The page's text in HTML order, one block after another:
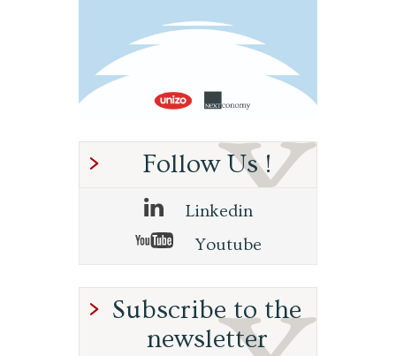
Follow Us !
Linkedin
Youtube
Subscribe to the
newsletter